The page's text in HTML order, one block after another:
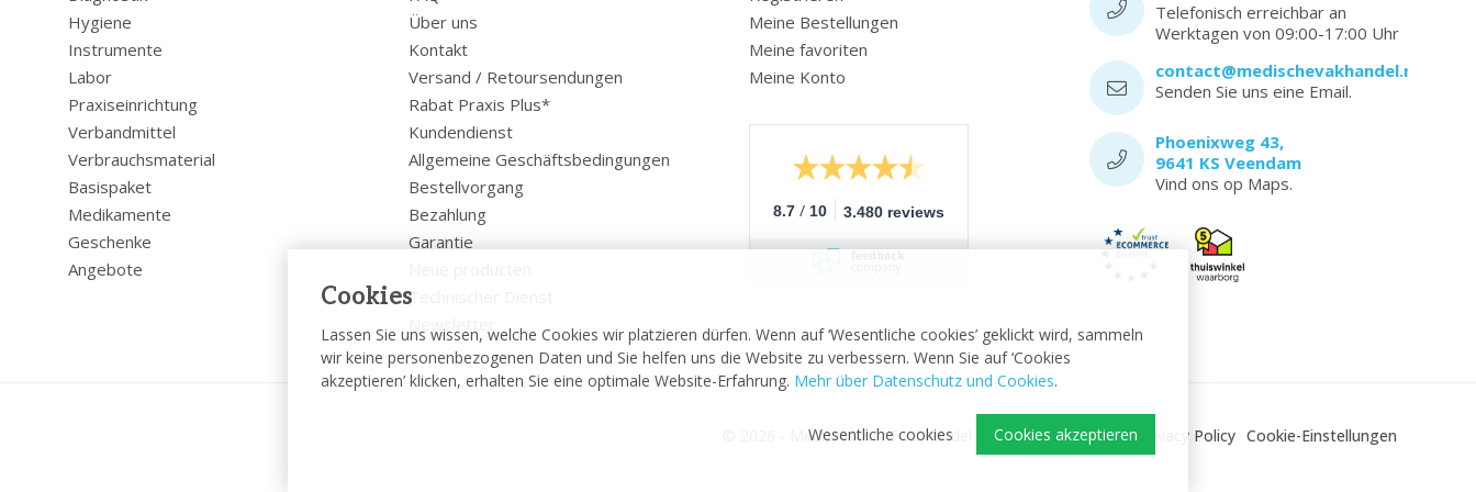
Cookies
Lassen Sie uns wissen, welche Cookies wir platzieren dürfen. Wenn auf ‘Wesentliche cookies’ geklickt wird, sammeln
wir keine personenbezogenen Daten und Sie helfen uns die Website zu verbessern. Wenn Sie auf ‘Cookies
akzeptieren’ klicken, erhalten Sie eine optimale Website-Erfahrung. Mehr über Datenschutz und Cookies.
Cookies akzeptieren
Wesentliche cookies
Hygiene
Instrumente
Labor
Praxiseinrichtung
Verbandmittel
Verbrauchsmaterial
Basispaket
Medikamente
Geschenke
Angebote
Über uns
Kontakt
Versand / Retoursendungen
Rabat Praxis Plus*
Kundendienst
Allgemeine Geschäftsbedingungen
Bestellvorgang
Bezahlung
Garantie
Technischer Dienst
Meine Bestellungen
Meine favoriten
Meine Konto
8.7 / 10 3.480 reviews
Telefonisch erreichbar an
Werktagen von 09:00-17:00 Uhr
contact@medischevakhandel.nl
Senden Sie uns eine Email.
Phoenixweg 43,
9641 KS Veendam
Vind ons op Maps.
© 2026 - Medizinischer Fachhandel Sitemap Disclaimer Privacy Policy Cookie-Einstellungen